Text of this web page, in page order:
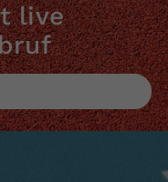
live